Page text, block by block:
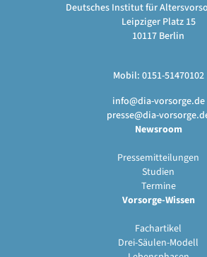
Deutsches Institut für
Leipziger Platz 15
10117 Berlin
Mobil: 0151-51470102
info@dia-vorsorge.de
presse@dia-
Newsroom
Pressemitteilungen
Studien
Termine
Vorsorge-Wissen
Fachartikel
Drei-Säulen-Modell